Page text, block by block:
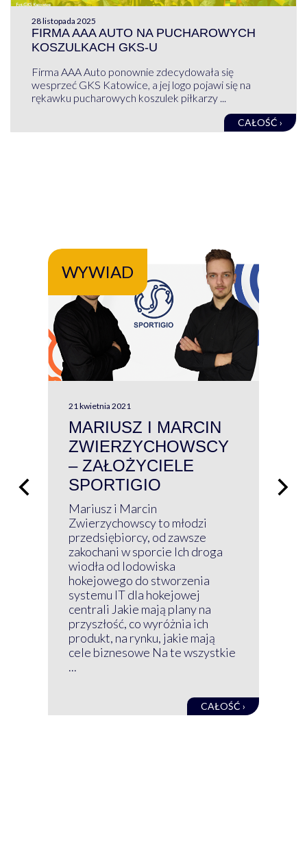
28 listopada 2025
FIRMA AAA AUTO NA PUCHAROWYCH
KOSZULKACH GKS-U
Firma AAA Auto ponownie zdecydowała się
wesprzeć GKS Katowice, a jej logo pojawi się na
rękawku pucharowych koszulek piłkarzy ...
CAŁOŚĆ ›
WYWIAD
21 kwietnia 2021
MARIUSZ I MARCIN
ZWIERZYCHOWSCY
– ZAŁOŻYCIELE
SPORTIGIO
Mariusz i Marcin
Zwierzychowscy to młodzi
przedsiębiorcy, od zawsze
zakochani w sporcie Ich droga
wiodła od lodowiska
hokejowego do stworzenia
systemu IT dla hokejowej
centrali Jakie mają plany na
przyszłość, co wyróżnia ich
produkt, na rynku, jakie mają
cele biznesowe Na te wszystkie
...
CAŁOŚĆ ›